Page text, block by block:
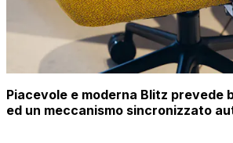
Piacevole e moderna Blitz prevede
ed un meccanismo sincronizzato